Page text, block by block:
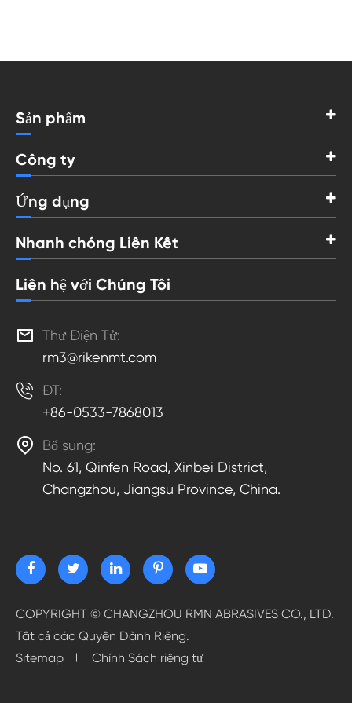
Sản phẩm
Công ty
Ứng dụng
Nhanh chóng Liên Kết
Liên hệ với Chúng Tôi
 Thư Điện Tử:
rm3@rikenmt.com
 ĐT:
+86-0533-7868013

Bổ sung:
No. 61, Qinfen Road, Xinbei District,
Changzhou, Jiangsu Province, China.
COPYRIGHT © CHANGZHOU RMN ABRASIVES CO., LTD.
Tất cả các Quyền Dành Riêng.
Sitemap
Chính Sách riêng tư